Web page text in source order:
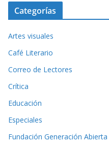
Categorías
Artes visuales
Café Literario
Correo de Lectores
Crítica
Educación
Especiales
Fundación Generación Abierta